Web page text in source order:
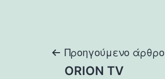
Πλοήγηση
Προηγούμενο άρθρο
ORION TV